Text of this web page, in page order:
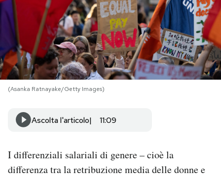
NEWSLETTER
I MIEI PREFERITI
SHOP
CALENDARIO
AREA PERSONALE
(Asanka Ratnayake/Getty Images)
Ascolta l'articolo 11:09
I differenziali salariali di genere – cioè la
differenza tra la retribuzione media delle donne e